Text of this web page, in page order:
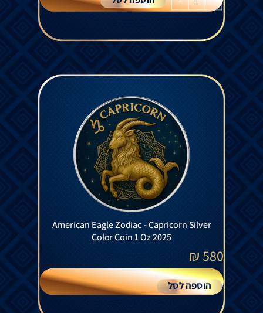
-
+
American Eagle Zodiac - Capricorn Silver
Color Coin 1 Oz 2025
580
₪
הוספה לסל